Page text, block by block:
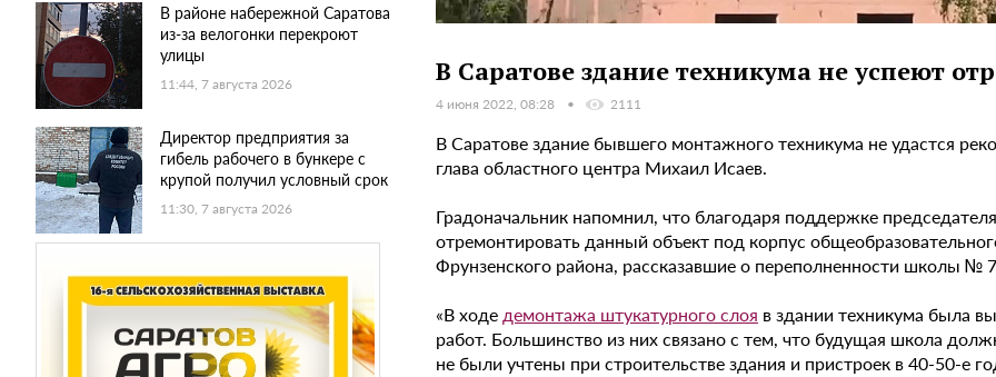
В районе набережной Саратова
из-за велогонки перекроют
улицы
11:44, 7 августа 2026
Директор предприятия за
гибель рабочего в бункере с
крупой получил условный срок
11:30, 7 августа 2026
В Саратове здание техникума не успеют
4 июня 2022, 08:28 2111
В Саратове здание бывшего монтажного техникума не удастся
глава областного центра Михаил Исаев.
Градоначальник напомнил, что благодаря поддержке
отремонтировать данный объект под корпус
Фрунзенского района, рассказавшие о переполненности школы №
«В ходедемонтажа штукатурного слоя в здании техникума была
работ. Большинство из них связано с тем, что будущая школа
не были учтены при строительстве здания и пристроек в 40-50-е